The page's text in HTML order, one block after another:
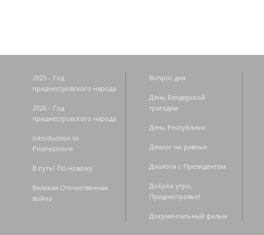
2025 - Год
приднестровского народа
2026 - Год
приднестровского народа
Introduction to
Pridnestrovie
В путь! По-новому
Великая Отечественная
война
Вопрос дня
День Бендерской
трагедии
День Республики
Диалог на равных
Диалоги с Президентом
Доброе утро,
Приднестровье!
Документальный фильм